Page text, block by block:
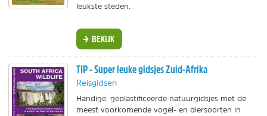
leukste steden.
BEKIJK
TIP - Super leuke gidsjes Zuid-Afrika
Reisgidsen
Handige, geplastificeerde natuurgidsjes met de
meest voorkomende vogel- en diersoorten in